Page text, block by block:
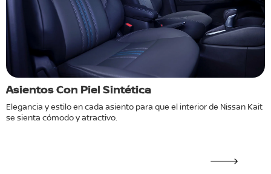
Asientos Con Piel Sintética
Elegancia y estilo en cada asiento para que el interior de Nissan Kait
se sienta cómodo y atractivo.